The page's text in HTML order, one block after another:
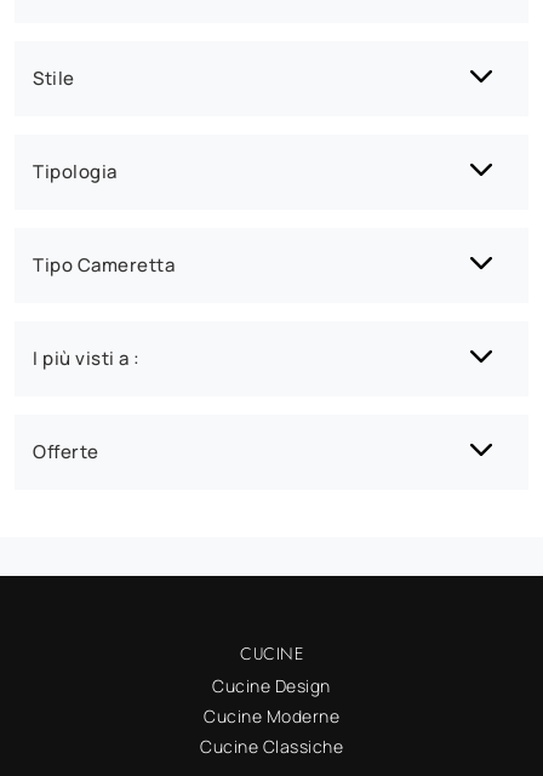
Stile
Tipologia
Tipo Cameretta
I più visti a :
Offerte
CUCINE
Cucine Design
Cucine Moderne
Cucine Classiche